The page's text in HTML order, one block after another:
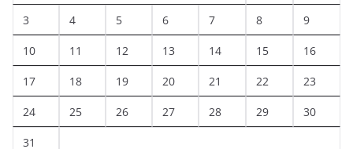
3 4 5 6 7 8 9
10 11 12 13 14 15 16
17 18 19 20 21 22 23
24 25 26 27 28 29 30
31